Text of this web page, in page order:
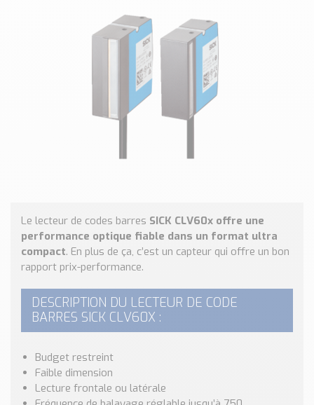
ENDRESS+HAUSER
Voir toutes les marques …
Formulaire Débitmètre
Calculateur maintien en température
Calculateur Chauffage/Liquide/Gaz
Blog
Nos Réalisations
brasseries
Contact & Devis
Le lecteur de codes barres SICK CLV60x offre une
performance optique fiable dans un format ultra
compact. En plus de ça, c’est un capteur qui offre un bon
rapport prix-performance.
DESCRIPTION DU LECTEUR DE CODE
BARRES SICK CLV60X :
Budget restreint
Faible dimension
Lecture frontale ou latérale